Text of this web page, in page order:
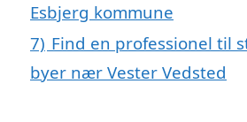
Esbjerg kommune
7) Find en professionel til
byer nær Vester Vedsted